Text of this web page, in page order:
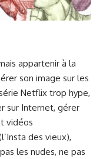
appartenir à la
son image sur les
Netflix trop hype,
sur Internet, gérer
vidéos
des vieux),
les nudes, ne pas